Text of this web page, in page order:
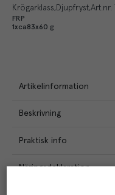
Krögarklass Djupfryst Art.nr.
FRP
1xca83x60 g
Artikelinformation
Beskrivning
Praktisk info
Näringsdeklaration